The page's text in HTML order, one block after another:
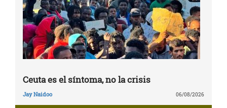
Ceuta es el síntoma, no la crisis
Jay Naidoo 06/08/2026